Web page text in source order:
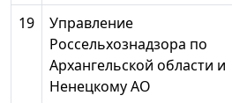
19
Управление
Россельхознадзора по
Архангельской области и
Ненецкому АО